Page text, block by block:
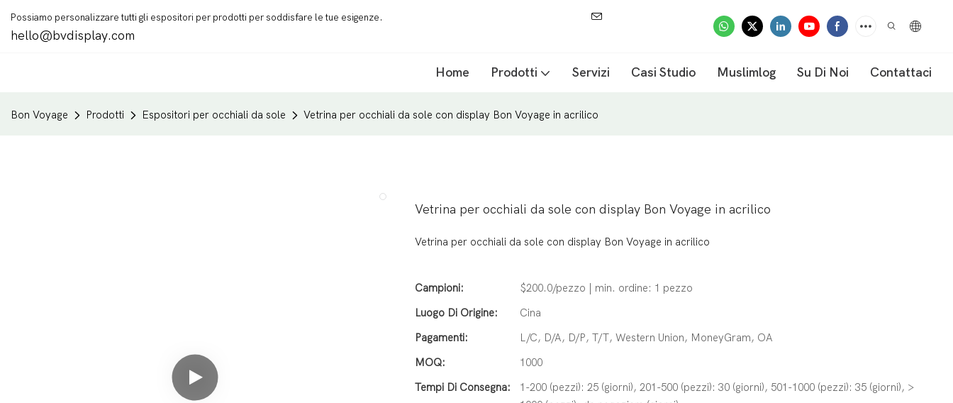
Possiamo personalizzare tutti gli espositori per prodotti per soddisfare le tue esigenze.
hello@bvdisplay.com
Home Prodotti Servizi Casi Studio Muslimlog Su Di Noi Contattaci
Bon Voyage Prodotti Espositori per occhiali da sole Vetrina per occhiali da sole con display Bon Voyage in acrilico
Vetrina per occhiali da sole con display Bon Voyage in acrilico
Vetrina per occhiali da sole con display Bon Voyage in acrilico
Campioni:
$200.0/pezzo | min. ordine: 1 pezzo
Luogo Di Origine:
Cina
Pagamenti:
L/C, D/A, D/P, T/T, Western Union, MoneyGram, OA
MOQ:
1000
Tempi Di Consegna:
1-200 (pezzi): 25 (giorni), 201-500 (pezzi): 30 (giorni), 501-1000 (pezzi): 35 (giorni), >